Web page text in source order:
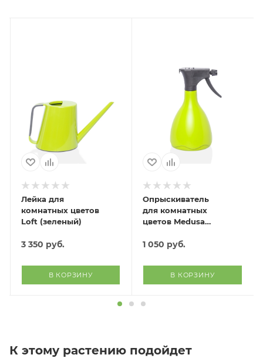
Лейка для
комнатных цветов
Loft (зеленый)
3 350 руб.
В КОРЗИНУ
Опрыскиватель
для комнатных
цветов Medusa
1 050 руб.
В КОРЗИНУ
К этому растению подойдет